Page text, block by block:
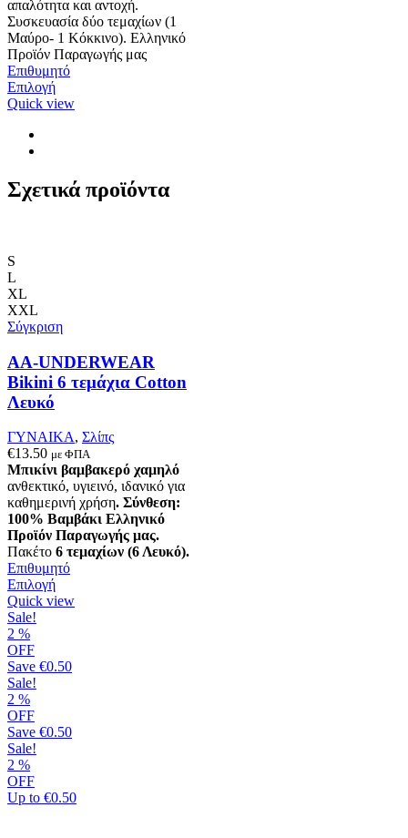
απαλότητα και αντοχή.
Συσκευασία δύο τεμαχίων (1
Μαύρο- 1 Κόκκινο). Ελληνικό
Προϊόν Παραγωγής μας
Επιθυμητό
ΕπιλογήΑυτό
το
Οι
επιλογές
Quick view
Σχετικά προϊόντα
S
L
XL
XXL
Σύγκριση
AA-UNDERWEAR
Bikini 6 τεμάχια Cotton
Λευκό
ΓΥΝΑΙΚΑ, Σλίπς
€13.50 με ΦΠΑ
Μπικίνι βαμβακερό χαμηλό
ανθεκτικό, υγιεινό, ιδανικό για
καθημερινή χρήση. Σύνθεση:
100% Βαμβάκι Ελληνικό
Προϊόν Παραγωγής μας.
Πακέτο 6 τεμαχίων (6 Λευκό).
Επιθυμητό
ΕπιλογήΑυτό
το
παραλλαγές.
να
του
Quick view
Sale!
2 %
OFF
Save €0.50
Sale!
2 %
OFF
Save €0.50
Sale!
2 %
OFF
Up to €0.50